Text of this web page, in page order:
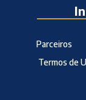
Parceiros
Termos de